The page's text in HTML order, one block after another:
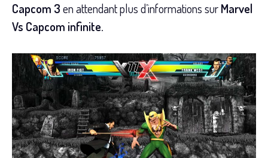
Capcom 3en attendant plus d’informations surMarvel
Vs Capcom infinite.